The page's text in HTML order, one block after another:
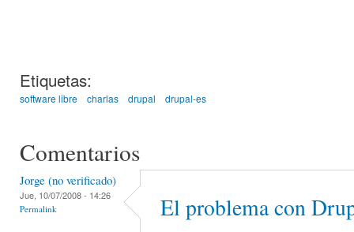
Etiquetas:
software libre charlas drupal drupal-es
Comentarios
Jorge (no verificado)
Jue, 10/07/2008 - 14:26
Permalink El problema con